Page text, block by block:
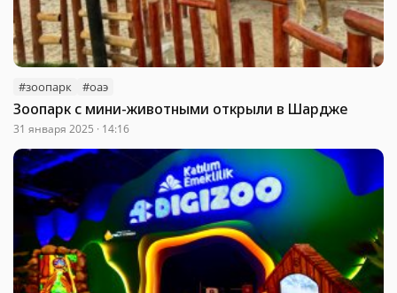
#зоопарк #оаэ
Зоопарк с мини-животными открыли в Шардже
31 января 2025 · 14:16